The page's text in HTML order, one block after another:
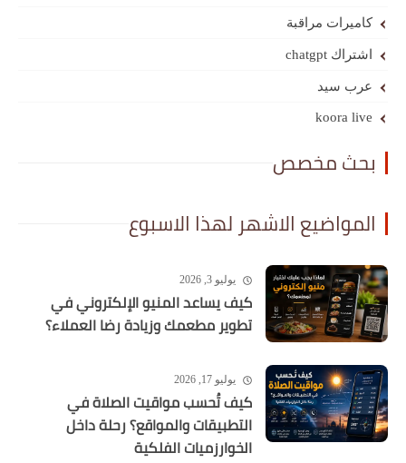
كاميرات مراقبة
اشتراك chatgpt
عرب سيد
koora live
بحث مخصص
المواضيع الاشهر لهذا الاسبوع
يوليو 3, 2026
كيف يساعد المنيو الإلكتروني في
تطوير مطعمك وزيادة رضا العملاء؟
يوليو 17, 2026
كيف تُحسب مواقيت الصلاة في
التطبيقات والمواقع؟ رحلة داخل
الخوارزميات الفلكية